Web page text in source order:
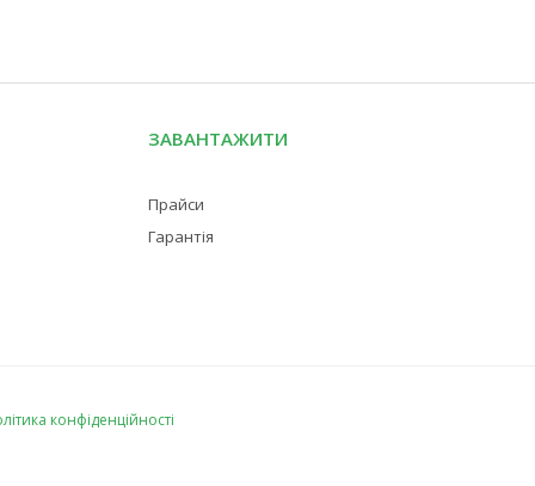
ЗАВАНТАЖИТИ
Прайси
Гарантія
конфіденційності